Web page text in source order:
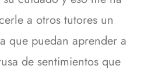
a otros tutores un
que puedan aprender a
de sentimientos que